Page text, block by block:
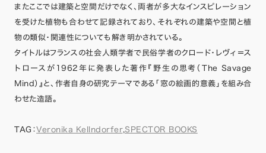
またここでは建築と空間だけでなく、両者が多大なインスピレーション
を受けた植物も合わせて記録されており、それぞれの建築や空間と植
物の類似・関連性についても解き明かされている。
タイトルはフランスの社会人類学者で民俗学者のクロード・レヴィ＝ス
トロースが1962年に発表した著作『野生の思考（The Savage
Mind）』と、作者自身の研究テーマである「窓の絵画的意義」を組み合
わせた造語。
TAG：Veronika Kellndorfer,SPECTOR BOOKS